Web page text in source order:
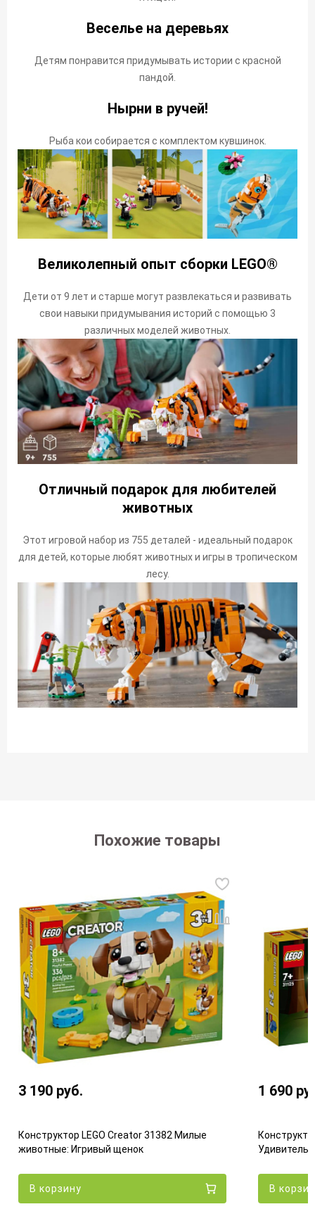
Веселье на деревьях
Детям понравится придумывать истории с красной
пандой.
Нырни в ручей!
Рыба кои собирается с комплектом кувшинок.
Великолепный опыт сборки LEGO®
Дети от 9 лет и старше могут развлекаться и развивать
свои навыки придумывания историй с помощью 3
различных моделей животных.
Отличный подарок для любителей
животных
Этот игровой набор из 755 деталей - идеальный подарок
для детей, которые любят животных и игры в тропическом
лесу.
Похожие товары
3 190 руб.
Конструктор LEGO Creator 31382 Милые
животные: Игривый щенок
В корзину
1 690
В